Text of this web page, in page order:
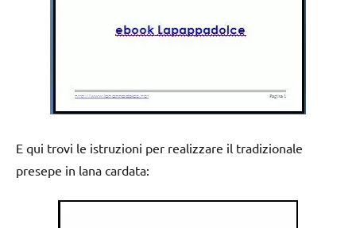
E qui trovi le istruzioni per realizzare il tradizionale
presepe in lana cardata: